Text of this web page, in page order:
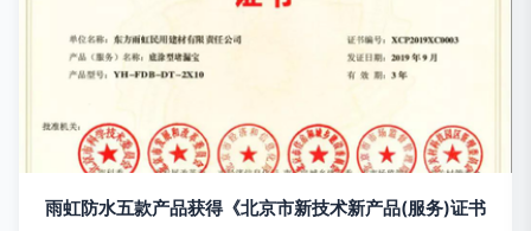
雨虹防水五款产品获得《北京市新技术新产品(服务)证书